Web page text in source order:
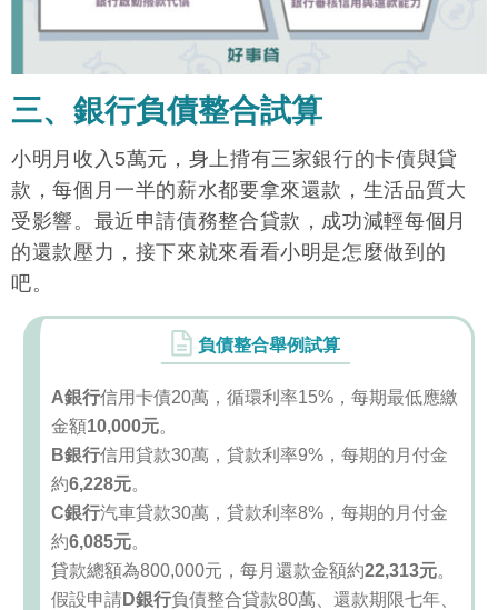
三、銀行負債整合試算
小明月收入5萬元，身上揹有三家銀行的卡債與貸
款，每個月一半的薪水都要拿來還款，生活品質大
受影響。最近申請債務整合貸款，成功減輕每個月
的還款壓力，接下來就來看看小明是怎麼做到的
吧。
負債整合舉例試算
A銀行信用卡債20萬，循環利率15%，每期最低應繳
金額10,000元。
B銀行信用貸款30萬，貸款利率9%，每期的月付金
約6,228元。
C銀行汽車貸款30萬，貸款利率8%，每期的月付金
約6,085元。
貸款總額為800,000元，每月還款金額約22,313元。
假設申請D銀行負債整合貸款80萬、還款期限七年、